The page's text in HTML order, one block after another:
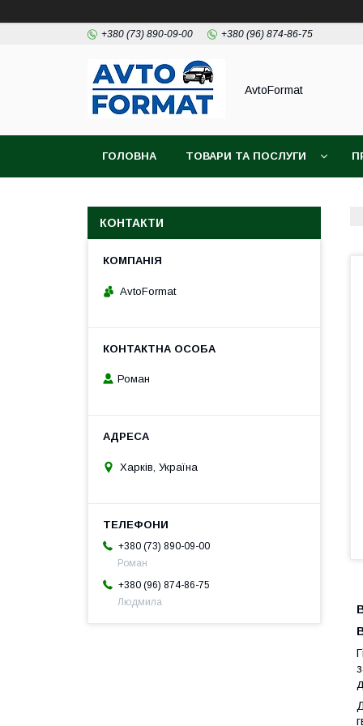
+380 (73) 890-09-00 +380 (96) 874-86-75
AvtoFormat
ГОЛОВНА ТОВАРИ ТА ПОСЛУГИ
КОНТАКТИ
AvtoFormat
Роман
Харків, Україна
+380 (73) 890-09-00
Роман
+380 (96) 874-86-75
Людмила